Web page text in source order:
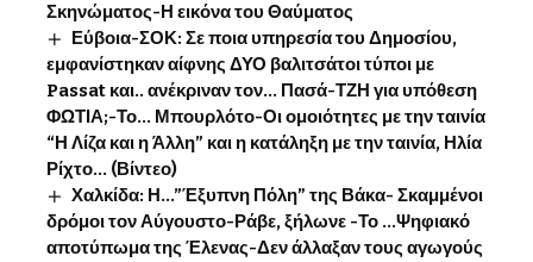
Σκηνώματος-Η εικόνα του Θαύματος
Εύβοια-ΣΟΚ: Σε ποια υπηρεσία του Δημοσίου,
εμφανίστηκαν αίφνης ΔΥΟ βαλιτσάτοι τύποι με
Passat και.. ανέκριναν τον… Πασά-ΤΖΗ για υπόθεση
ΦΩΤΙΑ;-Το… Μπουρλότο-Οι ομοιότητες με την ταινία
“Η Λίζα και η Άλλη” και η κατάληξη με την ταινία, Ηλία
Ρίχτο… (Βίντεο)
Χαλκίδα: Η…”Έξυπνη Πόλη” της Βάκα- Σκαμμένοι
δρόμοι τον Αύγουστο-Ράβε, ξήλωνε -Το …Ψηφιακό
αποτύπωμα της Έλενας-Δεν άλλαξαν τους αγωγούς